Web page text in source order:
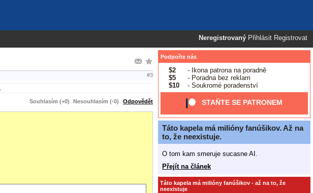
Neregistrovaný Přihlásit Registrovat
#3
Souhlasím (+0) Nesouhlasím (-0) Odpovědět
Podpořte nás
$2
- Ikona patrona na poradně
$5
- Poradna bez reklam
$10
- Soukromé poradenství
STAŇTE SE PATRONEM
Táto kapela má milióny fanúšikov. Až na
to, že neexistuje.
O tom kam smeruje sucasne AI.
Přejít na článek
Táto kapela má milióny fanúšikov - až na to, že
neexistuje